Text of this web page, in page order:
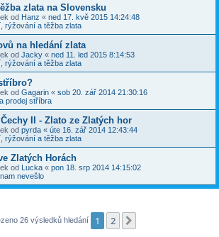
zlata na Slovensku
od Hanz « ned 17. kvě 2015 14:24:48
rýžování a těžba zlata
na hledání zlata
od Jacky « ned 11. led 2015 8:14:53
rýžování a těžba zlata
od Gagarin « sob 20. zář 2014 21:30:16
prodej stříbra
II - Zlato ze Zlatých hor
od pyrda « úte 16. zář 2014 12:43:44
rýžování a těžba zlata
Zlatých Horách
od Lucka « pon 18. srp 2014 14:15:02
nevešlo
26 výsledků hledání 1 2